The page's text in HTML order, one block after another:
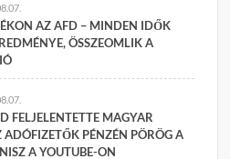
AZ AFD – MINDEN IDŐK
ÖSSZEOMLIK A
FELJELENTETTE MAGYAR
ADÓFIZETŐK PÉNZÉN PÖRÖG A
A YOUTUBE-ON